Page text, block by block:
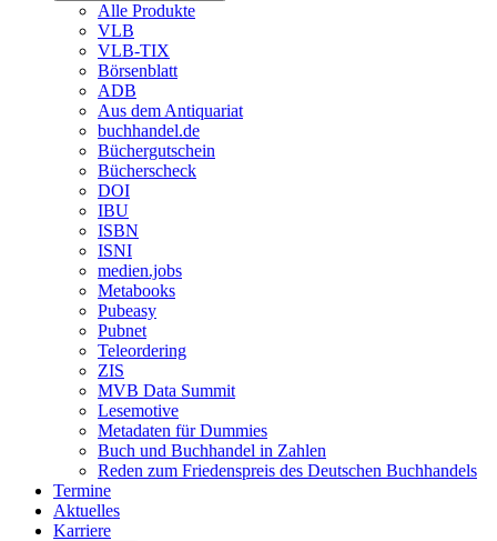
Alle Produkte
VLB
VLB-TIX
Börsenblatt
ADB
Aus dem Antiquariat
buchhandel.de
Büchergutschein
Bücherscheck
DOI
IBU
ISBN
ISNI
medien.jobs
Metabooks
Pubeasy
Pubnet
Teleordering
ZIS
MVB Data Summit
Lesemotive
Metadaten für Dummies
Buch und Buchhandel in Zahlen
Reden zum Friedenspreis des Deutschen Buchhandels
Termine
Aktuelles
Karriere